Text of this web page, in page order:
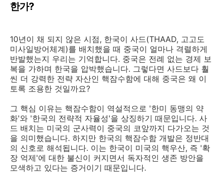
한가?
10년이 채 되지 않은 시점, 한국이 사드(THAAD, 고고도
미사일방어체계)를 배치했을 때 중국이 얼마나 격렬하게
반발했는지 우리는 기억합니다. 중국은 전례 없는 경제 보
복을 가하며 한국을 압박했습니다. 그렇다면 사드보다 훨
씬 더 강력한 전략 자산인 핵잠수함에 대해 중국은 왜 이
토록 조용한 것일까요?
그 핵심 이유는 핵잠수함이 역설적으로 '한미 동맹의 약
화'와 '한국의 전략적 자율성'을 상징하기 때문입니다. 사
드 배치는 미국의 군사력이 중국의 코앞까지 다가오는 것
을 의미했습니다. 하지만 한국의 핵잠수함 개발은 정반대
의 신호로 해석됩니다. 이는 한국이 미국의 핵우산, 즉 '확
장 억제'에 대한 불신이 커지면서 독자적인 생존 방안을
모색하고 있다는 증거이기 때문입니다.